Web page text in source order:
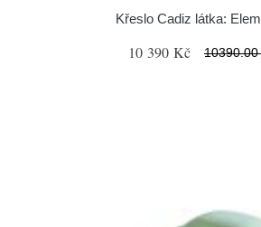
Křeslo Cadiz látka:
10 390 Kč 10390.00